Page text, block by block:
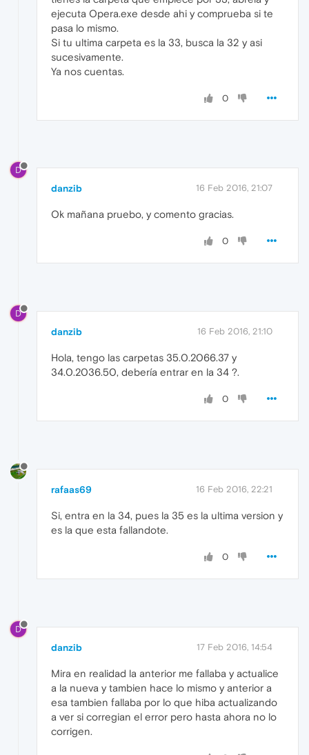
ejecuta Opera.exe desde ahi y comprueba si te
pasa lo mismo.
Si tu ultima carpeta es la 33, busca la 32 y asi
sucesivamente.
Ya nos cuentas.
0
D
danzib 16 Feb 2016, 21:07
Ok mañana pruebo, y comento gracias.
0
D
danzib 16 Feb 2016, 21:10
Hola, tengo las carpetas 35.0.2066.37 y
34.0.2036.50, debería entrar en la 34 ?.
0
rafaas69 16 Feb 2016, 22:21
Si, entra en la 34, pues la 35 es la ultima version y
es la que esta fallandote.
0
D
danzib 17 Feb 2016, 14:54
Mira en realidad la anterior me fallaba y actualice
a la nueva y tambien hace lo mismo y anterior a
esa tambien fallaba por lo que hiba actualizando
a ver si corregian el error pero hasta ahora no lo
corrigen.